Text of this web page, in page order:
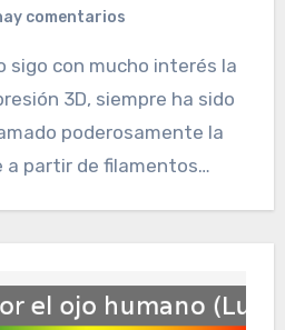
comentarios
3D, siempre ha sido
poderosamente la
a partir de filamentos…